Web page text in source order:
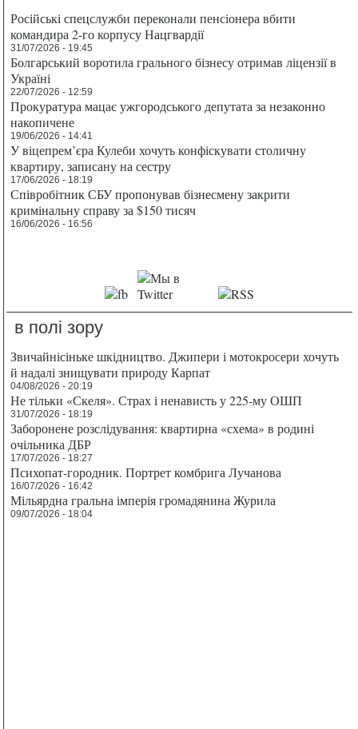
Російські спецслужби переконали пенсіонера вбити
командира 2-го корпусу Нацгвардії
31/07/2026 - 19:45
Болгарський воротила грального бізнесу отримав ліцензії в
Україні
22/07/2026 - 12:59
Прокуратура мацає ужгородського депутата за незаконно
накопичене
19/06/2026 - 14:41
У віцепрем’єра Кулеби хочуть конфіскувати столичну
квартиру, записану на сестру
17/06/2026 - 18:19
Співробітник СБУ пропонував бізнесмену закрити
кримінальну справу за $150 тисяч
16/06/2026 - 16:56
в полі зору
Звичайнісіньке шкідництво. Джипери і мотокросери хочуть
й надалі знищувати природу Карпат
04/08/2026 - 20:19
Не тільки «Скеля». Страх і ненависть у 225-му ОШП
31/07/2026 - 18:19
Заборонене розслідування: квартирна «схема» в родині
очільника ДБР
17/07/2026 - 18:27
Психопат-городник. Портрет комбрига Лучанова
16/07/2026 - 16:42
Мільярдна гральна імперія громадянина Журила
09/07/2026 - 18:04